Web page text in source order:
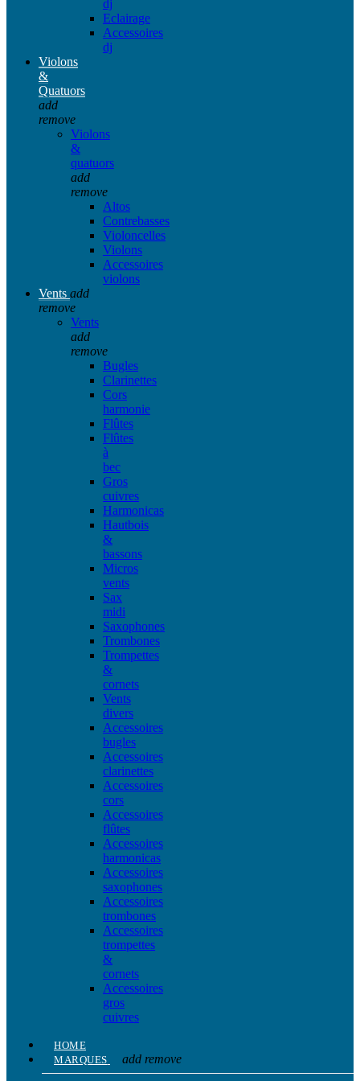
dj
Eclairage
Accessoires
dj
Violons
&
Quatuors
add
remove
Violons
&
quatuors
add
remove
Altos
Contrebasses
Violoncelles
Violons
Accessoires
violons
Vents add
remove
Vents
add
remove
Bugles
Clarinettes
Cors
harmonie
Flûtes
Flûtes
à
bec
Gros
cuivres
Harmonicas
Hautbois
&
bassons
Micros
vents
Sax
midi
Saxophones
Trombones
Trompettes
&
cornets
Vents
divers
Accessoires
bugles
Accessoires
clarinettes
Accessoires
cors
Accessoires
flûtes
Accessoires
harmonicas
Accessoires
saxophones
Accessoires
trombones
Accessoires
trompettes
&
cornets
Accessoires
gros
cuivres
HOME
MARQUES
add remove